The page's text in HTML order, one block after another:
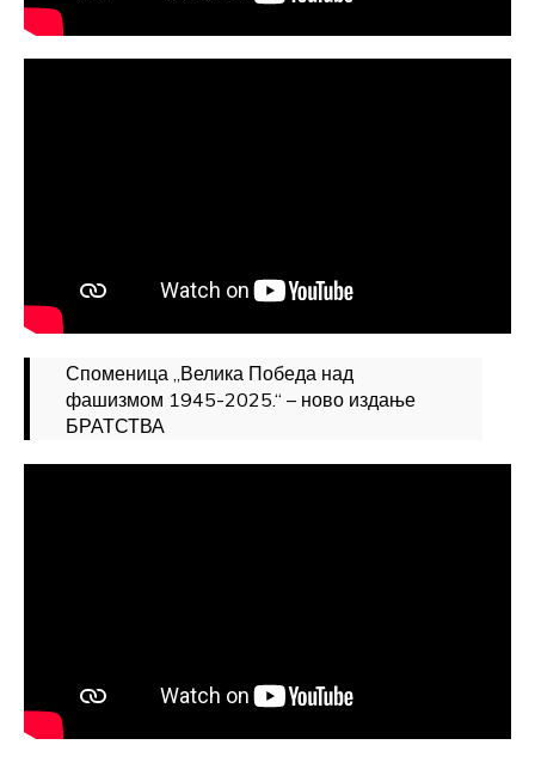
Споменица „Велика Победа над
фашизмом 1945-2025.“ – ново издање
БРАТСТВА